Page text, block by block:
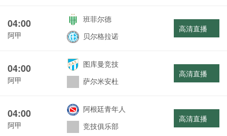
04:00
阿甲
班菲尔德
贝尔格拉诺
高清直播
04:00
阿甲
图库曼竞技
萨尔米安杜
高清直播
04:00
阿甲
阿根廷青年人
竞技俱乐部
高清直播